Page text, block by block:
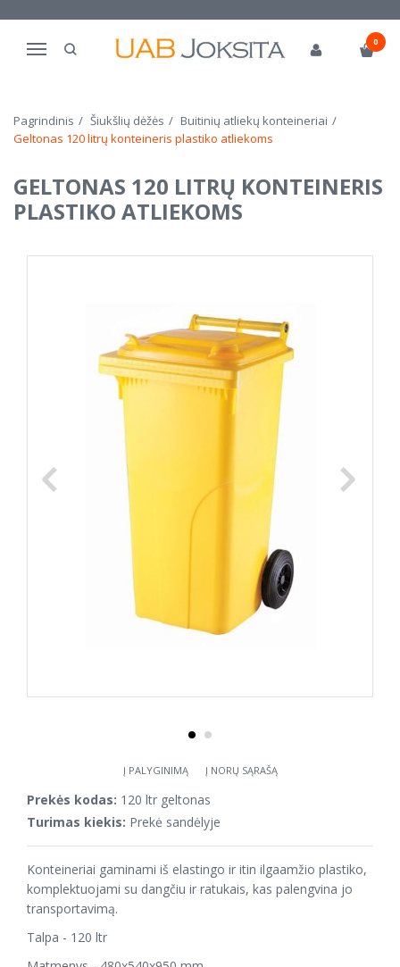
Navigacija
0
Pagrindinis Šiukšlių dėžės
Buitinių atliekų konteineriai
Geltonas 120 litrų konteineris plastiko atliekoms
GELTONAS 120 LITRŲ KONTEINERIS
PLASTIKO ATLIEKOMS
Į PALYGINIMĄ Į NORŲ SĄRAŠĄ
Prekės kodas: 120 ltr geltonas
Turimas kiekis: Prekė sandėlyje
Konteineriai gaminami iš elastingo ir itin ilgaamžio plastiko,
komplektuojami su dangčiu ir ratukais, kas palengvina jo
transportavimą.
Talpa - 120 ltr